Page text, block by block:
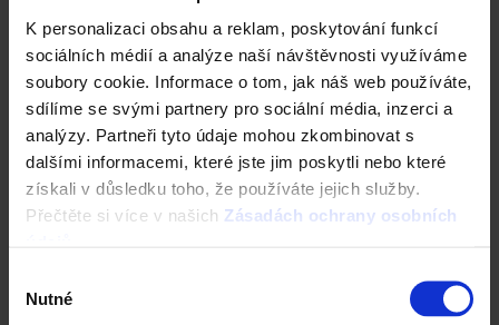
K personalizaci obsahu a reklam, poskytování funkcí
sociálních médií a analýze naší návštěvnosti využíváme
soubory cookie. Informace o tom, jak náš web používáte,
sdílíme se svými partnery pro sociální média, inzerci a
analýzy. Partneři tyto údaje mohou zkombinovat s
dalšími informacemi, které jste jim poskytli nebo které
získali v důsledku toho, že používáte jejich služby.
Přečtěte si více v našich Zásadách ochrany osobních
souhlasu
Nutné
Zdivo Porotherm
Ceník Porotherm
Kalkulace zdiva